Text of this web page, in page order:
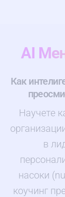
AI
Как
Научете
в
насоки
коучинг